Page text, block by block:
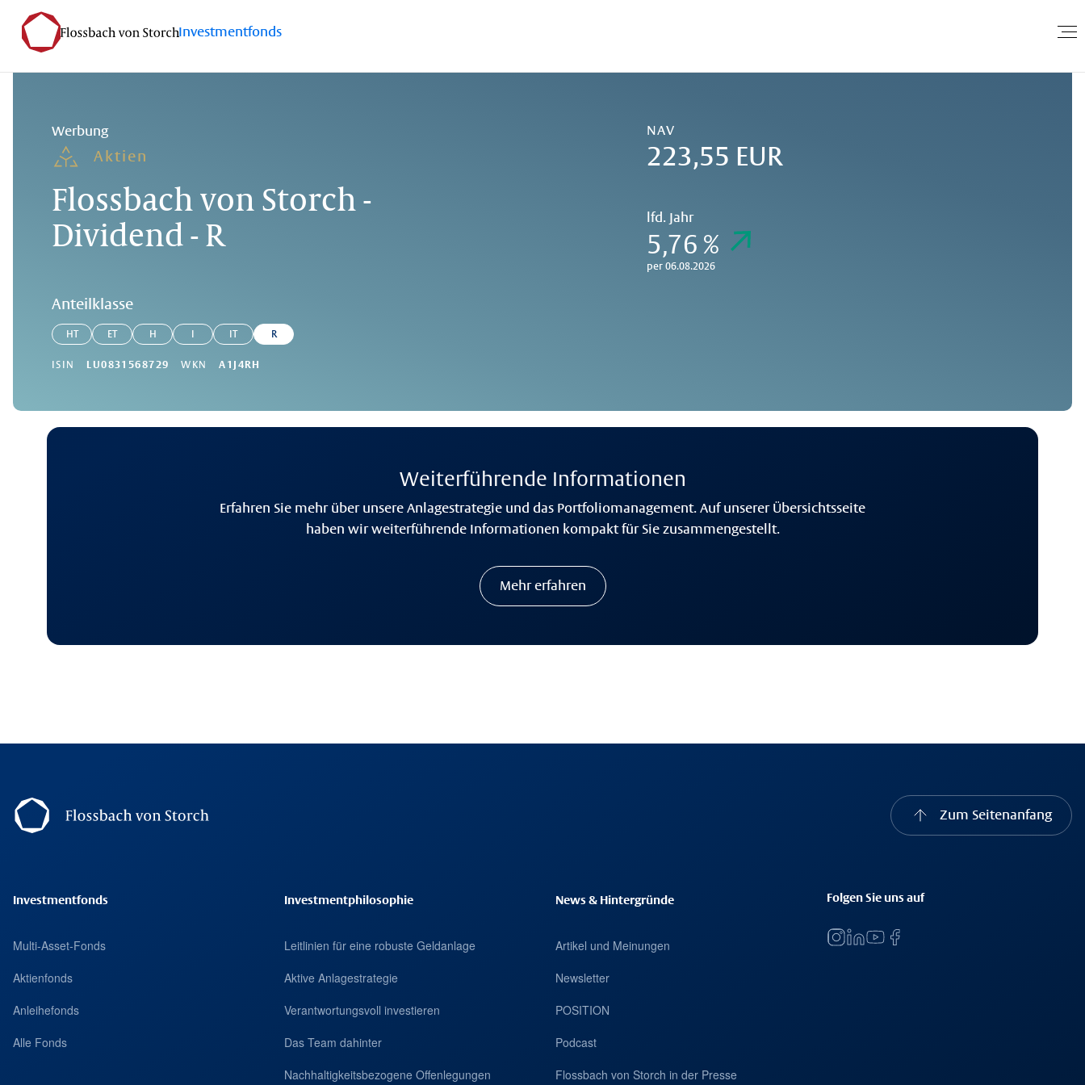
Investmentfonds
Werbung
Aktien
Flossbach von Storch -
Dividend - R
NAV
223,55 EUR
lfd. Jahr
5,76 %
per 06.08.2026
Anteilklasse
HT ET H IT R
ISIN LU0831568729 WKN A1J4RH
Weiterführende Informationen
Erfahren Sie mehr über unsere Anlagestrategie und das Portfoliomanagement. Auf unserer Übersichtsseite
haben wir weiterführende Informationen kompakt für Sie zusammengestellt.
Mehr erfahren
Footer Navigation Zum Seitenanfang
Investmentfonds
Multi-Asset-Fonds
Aktienfonds
Anleihefonds
Alle Fonds
Investmentphilosophie
Leitlinien für eine robuste Geldanlage
Aktive Anlagestrategie
Verantwortungsvoll investieren
Das Team dahinter
Nachhaltigkeitsbezogene Offenlegungen
News & Hintergründe
Artikel und Meinungen
Newsletter
POSITION
Podcast
Flossbach von Storch in der Presse
Folgen Sie uns auf